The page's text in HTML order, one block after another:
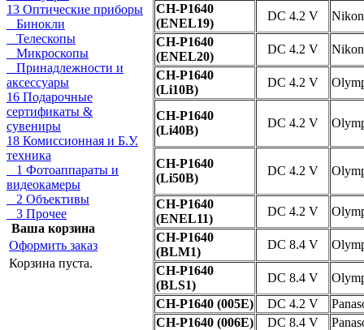
13 Оптические приборы
Бинокли
Телескопы
Микроскопы
Принадлежности и
аксессуары
16 Подарочные
сертификаты &
сувениры
18 Комиссионная и Б.У.
техника
1 Фотоаппараты и
видеокамеры
2 Объективы
3 Прочее
Ваша корзина
Оформить заказ
Корзина пуста.
CH-P1640
(ENEL19)
DC 4.2 V
Nikon
CH-P1640
(ENEL20)
DC 4.2 V
Nikon
CH-P1640
(Li10B)
DC 4.2 V
CH-P1640
(Li40B)
DC 4.2 V
CH-P1640
(Li50B)
DC 4.2 V
CH-P1640
(ENEL11)
DC 4.2 V
CH-P1640
(BLM1)
DC 8.4 V
CH-P1640
(BLS1)
DC 8.4 V
CH-P1640 (005E)
DC 4.2 V
CH-P1640 (006E)
DC 8.4 V